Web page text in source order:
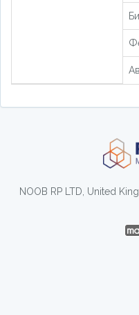
NOOB RP LTD, United